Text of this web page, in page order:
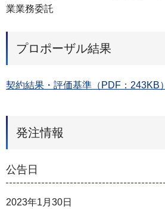
業業務委託
プロポーザル結果
契約結果・評価基準（PDF：243KB）
発注情報
公告日
2023年1月30日